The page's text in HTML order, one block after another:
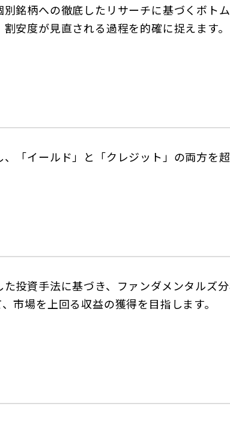
銘柄への徹底したリサーチに基づくボト
安度が見直される過程を的確に捉えます。
「イールド」と「クレジット」の両方を
投資手法に基づき、ファンダメンタルズ
市場を上回る収益の獲得を目指します。